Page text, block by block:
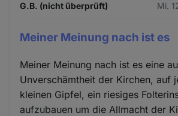
G.B. (nicht überprüft) Mi.
Meiner Meinung nach ist es
Meiner Meinung nach ist es eine
Unverschämtheit der Kirchen, auf
kleinen Gipfel, ein riesiges
aufzubauen um die Allmacht der